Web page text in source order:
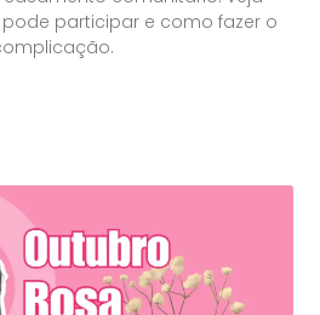
participar e como fazer o